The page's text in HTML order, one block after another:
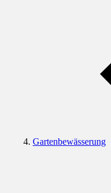
Gartenbewässerung